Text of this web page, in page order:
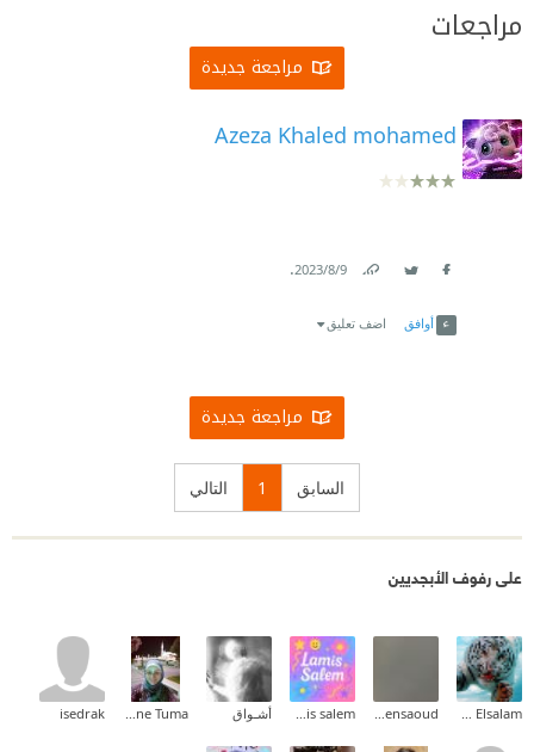
مراجعات
مراجعة جديدة
Azeza Khaled mohamed
9‏/8‏/2023
.
أوافق اضف تعليق
مراجعة جديدة
السابق 1 التالي
على رفوف الأبجديين
Ehab Mohammed Abd Elsalam
Shahd Bensaoud
lamis salem أشـواق Nadia Yassine Tuma
isedrak